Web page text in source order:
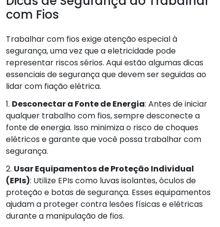
com Fios
Trabalhar com fios exige atenção especial à
segurança, uma vez que a eletricidade pode
representar riscos sérios. Aqui estão algumas dicas
essenciais de segurança que devem ser seguidas ao
lidar com fiação elétrica.
1. Desconectar a Fonte de Energia: Antes de iniciar
qualquer trabalho com fios, sempre desconecte a
fonte de energia. Isso minimiza o risco de choques
elétricos e garante que você possa trabalhar com
segurança.
2. Usar Equipamentos de Proteção Individual
(EPIs): Utilize EPIs como luvas isolantes, óculos de
proteção e botas de segurança. Esses equipamentos
ajudam a proteger contra lesões físicas e elétricas
durante a manipulação de fios.